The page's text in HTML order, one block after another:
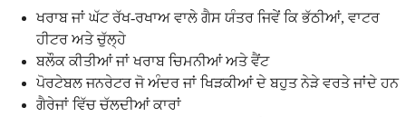
ਖਰਾਬ ਜਾਂ ਘੱਟ ਰੱਖ-ਰਖਾਅ ਵਾਲੇ ਗੈਸ ਯੰਤਰ ਜਿਵੇਂ ਕਿ ਭੱਠੀਆਂ, ਵਾਟਰ
ਹੀਟਰ ਅਤੇ ਚੁੱਲ੍ਹੇ
ਬਲੌਕ ਕੀਤੀਆਂ ਜਾਂ ਖਰਾਬ ਚਿਮਨੀਆਂ ਅਤੇ ਵੈਂਟ
ਪੋਰਟੇਬਲ ਜਨਰੇਟਰ ਜੋ ਅੰਦਰ ਜਾਂ ਖਿੜਕੀਆਂ ਦੇ ਬਹੁਤ ਨੇੜੇ ਵਰਤੇ ਜਾਂਦੇ ਹਨ
ਗੈਰੇਜਾਂ ਵਿੱਚ ਚੱਲਦੀਆਂ ਕਾਰਾਂ